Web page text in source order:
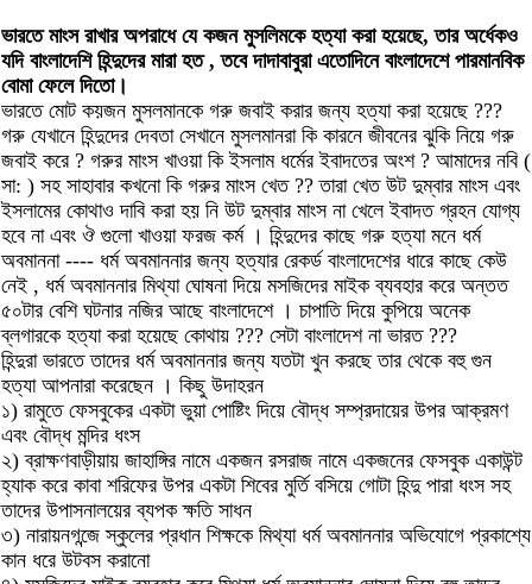
ভারতে মাংস রাখার অপরাধে যে কজন মুসলিমকে হত্যা করা হয়েছে, তার অর্ধেকও
যদি বাংলাদেশি হিন্দুদের মারা হত , তবে দাদাবাবুরা এতোদিনে বাংলাদেশে পারমানবিক
বোমা ফেলে দিতো।
ভারতে মোট কয়জন মুসলমানকে গরু জবাই করার জন্য হত্যা করা হয়েছে ???
গরু যেখানে হিন্দুদের দেবতা সেখানে মুসলমানরা কি কারনে জীবনের ঝুকি নিয়ে গরু
জবাই করে ? গরুর মাংস খাওয়া কি ইসলাম ধর্মের ইবাদতের অংশ ? আমাদের নবি (
সা: ) সহ সাহাবার কখনো কি গরুর মাংস খেত ?? তারা খেত উট দুম্বার মাংস এবং
ইসলামের কোথাও দাবি করা হয় নি উট দুম্বার মাংস না খেলে ইবাদত গ্রহন যোগ্য
হবে না এবং ঔ গুলো খাওয়া ফরজ কর্ম । হিন্দুদের কাছে গরু হত্যা মনে ধর্ম
অবমাননা ---- ধর্ম অবমাননার জন্য হত্যার রেকর্ড বাংলাদেশের ধারে কাছে কেউ
নেই , ধর্ম অবমাননার মিথ্যা ঘোষনা দিয়ে মসজিদের মাইক ব্যবহার করে অন্তত
৫০টার বেশি ঘটনার নজির আছে বাংলাদেশে । চাপাতি দিয়ে কুপিয়ে অনেক
ব্লগারকে হত্যা করা হয়েছে কোথায় ??? সেটা বাংলাদেশ না ভারত ???
হিন্দুরা ভারতে তাদের ধর্ম অবমাননার জন্য যতটা খুন করছে তার থেকে বহু গুন
হত্যা আপনারা করেছেন । কিছু উদাহরন
১) রামুতে ফেসবুকের একটা ভুয়া পোষ্টিং দিয়ে বৌদ্ধ সম্প্রদায়ের উপর আক্রমণ
এবং বৌদ্ধ মন্দির ধংস
২) ব্রাক্ষণবাড়ীয়ায় জাহাঙ্গির নামে একজন রসরাজ নামে একজনের ফেসবুক একাউন্ট
হ্যাক করে কাবা শরিফের উপর একটা শিবের মুর্তি বসিয়ে গোটা হিন্দু পারা ধংস সহ
তাদের উপাসনালয়ের ব্যপক ক্ষতি সাধন
৩) নারায়নগন্জে স্কুলের প্রধান শিক্ষকে মিথ্যা ধর্ম অবমাননার অভিযোগে প্রকাশ্যে
কান ধরে উটবস করানো